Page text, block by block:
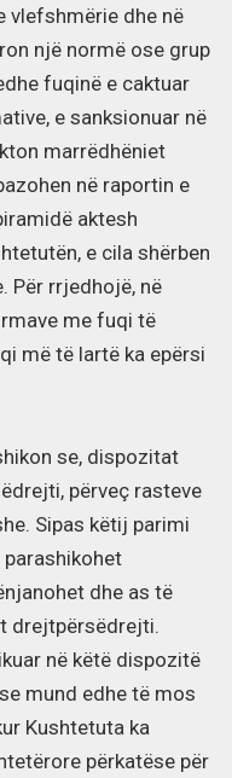
vlefshmërie dhe në
një normë ose grup
fuqinë e caktuar
e sanksionuar në
marrëdhëniet
në raportin e
aktesh
e cila shërben
Për rrjedhojë, në
me fuqi të
më të lartë ka epërsi
se, dispozitat
përveç rasteve
Sipas këtij parimi
dhe as të
drejtpërsëdrejti.
në këtë dispozitë
mund edhe të mos
Kushtetuta ka
përkatëse për